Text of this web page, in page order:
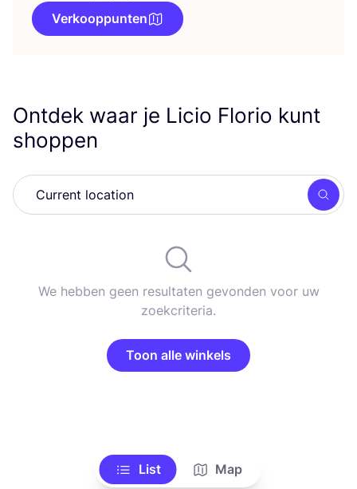
Verkooppunten
Ontdek waar je Licio Florio kunt
shoppen
Zoek
We hebben geen resultaten gevonden voor uw
zoekcriteria.
Toon alle winkels
List Map